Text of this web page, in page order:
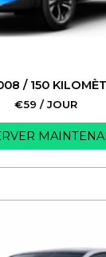
/ 150
€59 / JOUR